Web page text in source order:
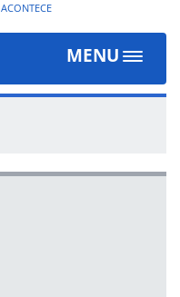
ACONTECE
MENU
Toggle